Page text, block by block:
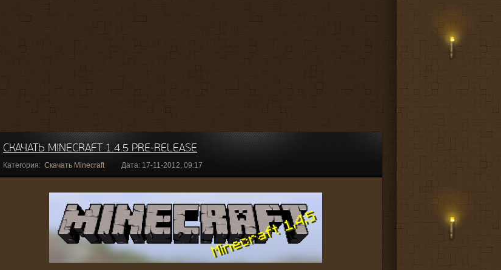
СКАЧАТЬ MINECRAFT 1.4.5 PRE-RELEASE
Категория: Скачать Minecraft Дата: 17-11-2012, 09:17